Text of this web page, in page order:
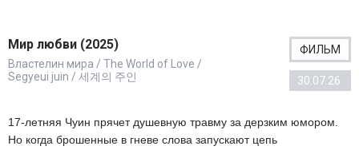
Мир любви (2025)
Властелин мира / The World of Love /
Segyeui juin / 세계의 주인
ФИЛЬМ
30.07.26
17-летняя Чуин прячет душевную травму за дерзким юмором.
Но когда брошенные в гневе слова запускают цепь